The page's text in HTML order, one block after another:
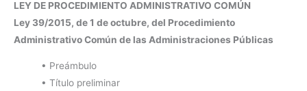
LEY DE PROCEDIMIENTO ADMINISTRATIVO COMÚN
Ley 39/2015, de 1 de octubre, del Procedimiento
Administrativo Común de las Administraciones Públicas
• Preámbulo
• Título preliminar